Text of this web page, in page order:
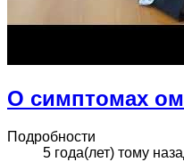
О симптомах
Подробности
5 года(лет) тому